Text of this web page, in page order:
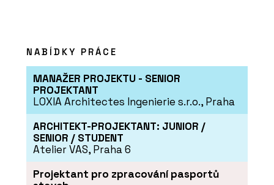
NABÍDKY PRÁCE
MANAŽER PROJEKTU - SENIOR
PROJEKTANT
LOXIA Architectes Ingenierie s.r.o., Praha
ARCHITEKT-PROJEKTANT: JUNIOR /
SENIOR / STUDENT
Atelier VAS, Praha 6
Projektant pro zpracování pasportů